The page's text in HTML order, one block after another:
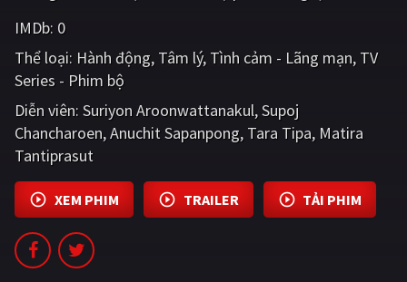
QUỐC GIA
Âu - Mỹ
Hàn Quốc Nhật Bản
Ấn Độ Việt Nam
Tổng hợp
CẬP NHẬT
PHIM MỚI
IMDb: 0
Thể loại: Hành động Tâm lý Tình cảm - Lãng mạn TV
Series - Phim bộ
Diễn viên: Suriyon Aroonwattanakul Supoj
Chancharoen Anuchit Sapanpong Tara Tipa Matira
Tantiprasut
XEM PHIM TRAILER TẢI PHIM